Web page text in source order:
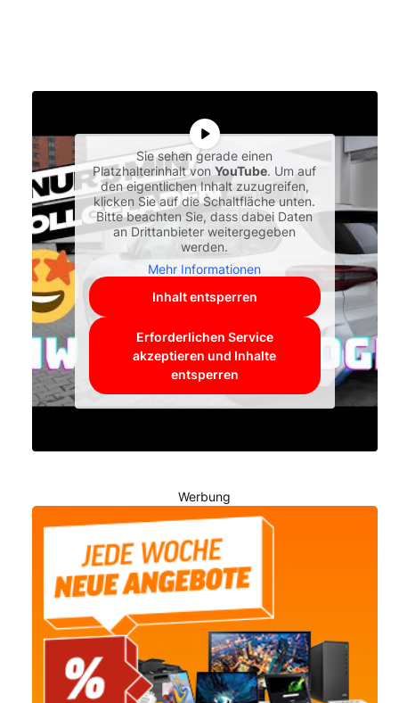
Sie sehen gerade einen
Platzhalterinhalt vonYouTube. Um auf
den eigentlichen Inhalt zuzugreifen,
klicken Sie auf die Schaltfläche unten.
Bitte beachten Sie, dass dabei Daten
an Drittanbieter weitergegeben
werden.
Mehr Informationen
Inhalt entsperren
Erforderlichen Service
akzeptieren und Inhalte
entsperren
Werbung